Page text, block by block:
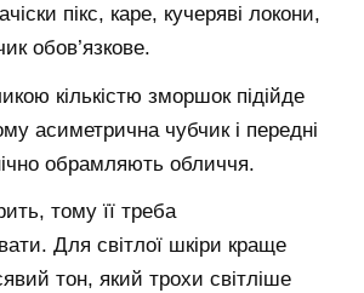
пікс, каре, кучеряві локони,
обов’язкове.
кількістю зморшок підійде
асиметрична чубчик і передні
обрамляють обличчя.
тому її треба
Для світлої шкіри краще
тон, який трохи світліше